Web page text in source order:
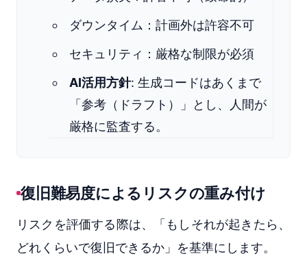
ダウンタイム：計画外は許容不可
セキュリティ：厳格な制限が必須
AI活用方針: 生成コードはあくまで
「参考（ドラフト）」とし、人間が
厳格に監査する。
復旧難易度によるリスクの重み付け
リスクを評価する際は、「もしそれが起きたら、
どれくらいで復旧できるか」を基準にします。